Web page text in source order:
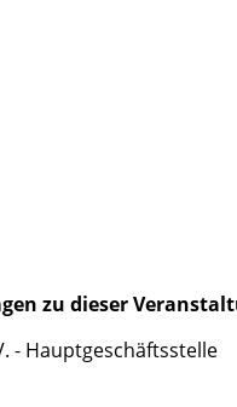
zu dieser
- Hauptgeschäftsstelle